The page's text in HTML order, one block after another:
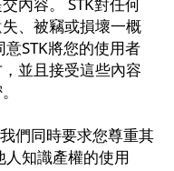
內容。 STK對任何
、被竊或損壞一概
STK將您的使用者
並且接受這些內容
們同時要求您尊重其
知識產權的使用